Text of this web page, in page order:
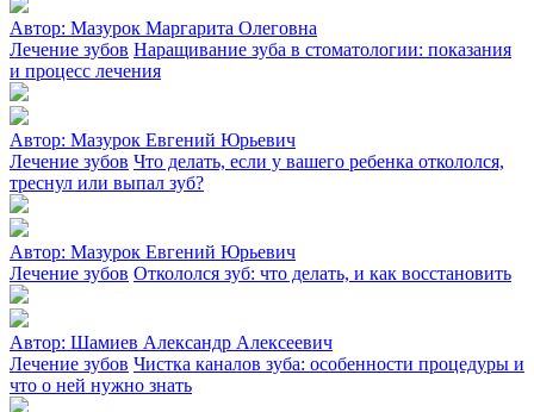
Автор: Мазурок Маргарита Олеговна
Лечение зубов Наращивание зуба в стоматологии: показания
и процесс лечения
Автор: Мазурок Евгений Юрьевич
Лечение зубов Что делать, если у вашего ребенка откололся,
треснул или выпал зуб?
Автор: Мазурок Евгений Юрьевич
Лечение зубов Откололся зуб: что делать, и как восстановить
Автор: Шамиев Александр Алексеевич
Лечение зубов Чистка каналов зуба: особенности процедуры и
что о ней нужно знать